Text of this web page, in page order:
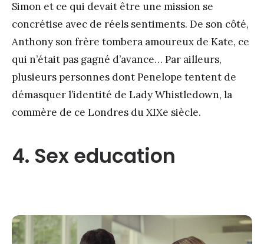
Simon et ce qui devait être une mission se
concrétise avec de réels sentiments. De son côté,
Anthony son frère tombera amoureux de Kate, ce
qui n’était pas gagné d’avance… Par ailleurs,
plusieurs personnes dont Penelope tentent de
démasquer l’identité de Lady Whistledown, la
commère de ce Londres du XIXe siècle.
4. Sex education